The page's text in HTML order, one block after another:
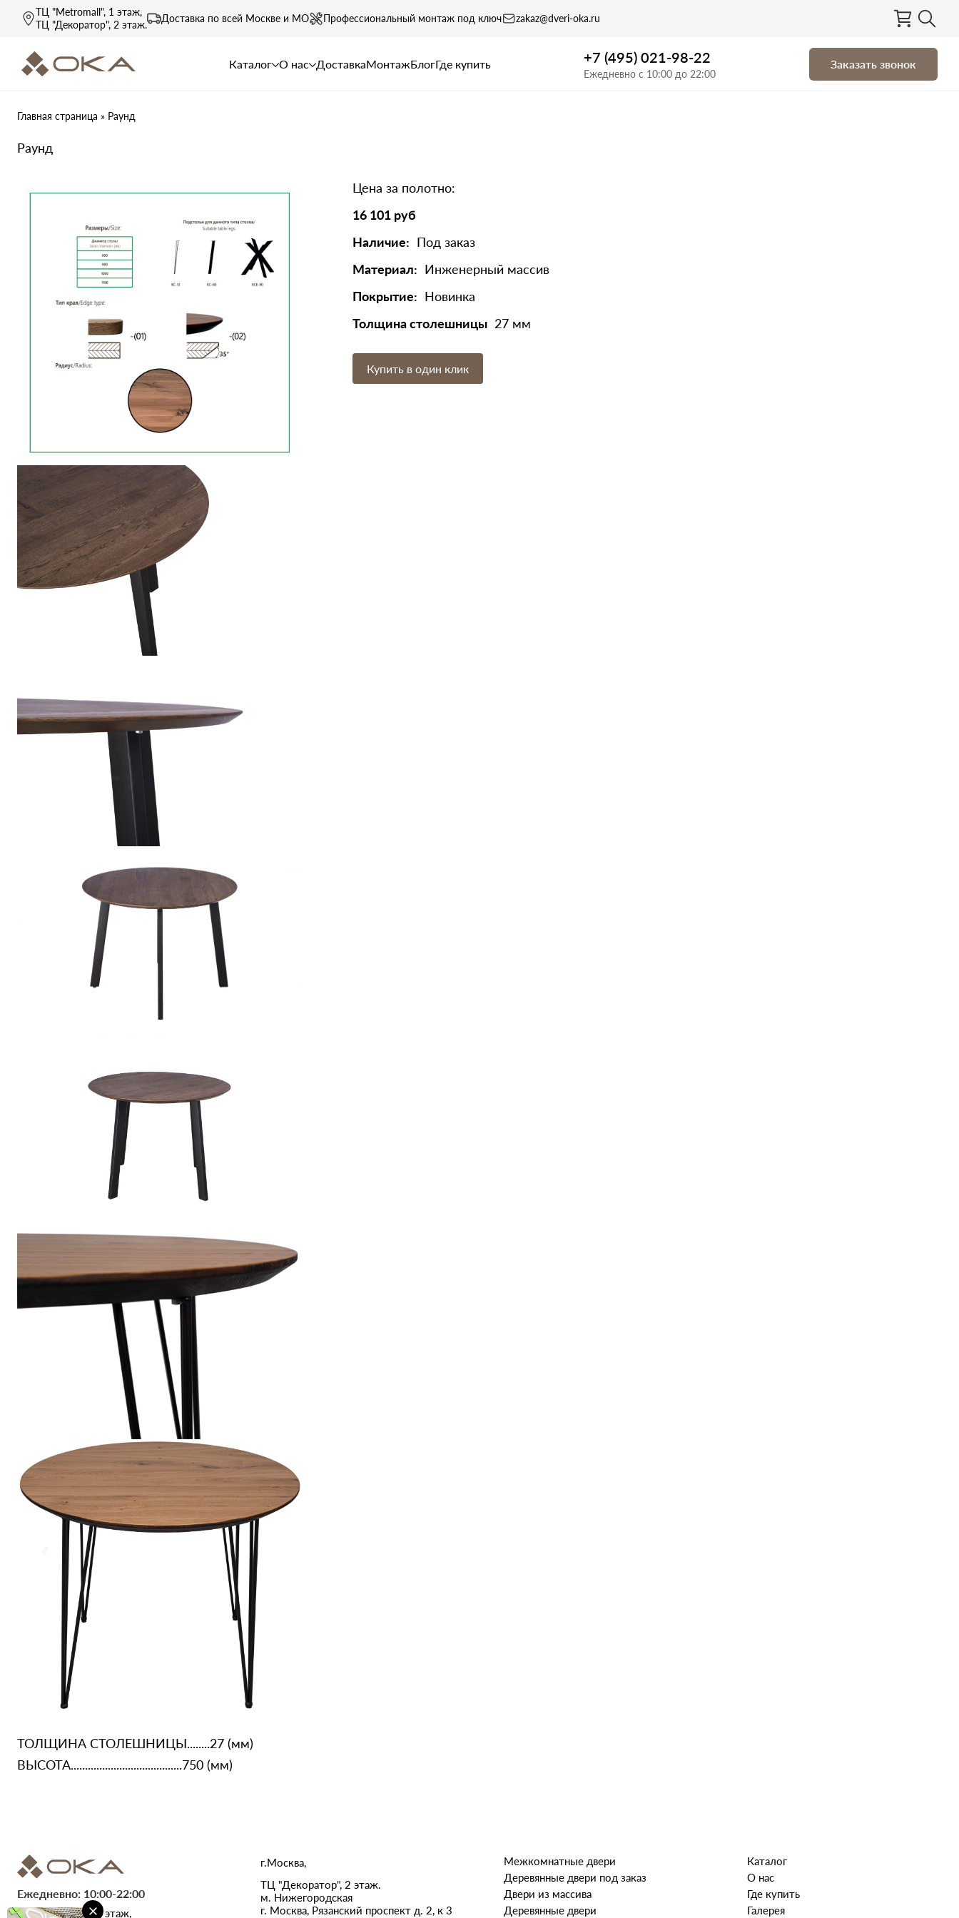
ТЦ "Metromall", 1 этаж,
ТЦ "Декоратор", 2 этаж.
Доставка по всей Москве и МО Профессиональный монтаж под ключ zakaz@dveri-oka.ru
Каталог О нас ДоставкаМонтажБлогГде купить +7 (495) 021-98-22
Ежедневно с 10:00 до 22:00
Заказать звонок
Главная страница » Раунд
Раунд
Цена за полотно:
16 101 руб
Наличие: Под заказ
Материал: Инженерный массив
Покрытие: Новинка
Толщина столешницы 27 мм
Купить в один клик
ТОЛЩИНА СТОЛЕШНИЦЫ........27 (мм)
ВЫСОТА.......................................750 (мм)
Ежедневно: 10:00-22:00
ТЦ "Metromall", 1 этаж,
г.Москва,
ТЦ "Декоратор", 2 этаж.
м. Нижегородская
г. Москва, Рязанский проспект д. 2, к 3
Межкомнатные двери
Деревянные двери под заказ
Двери из массива
Деревянные двери
Каталог
О нас
Где купить
Галерея